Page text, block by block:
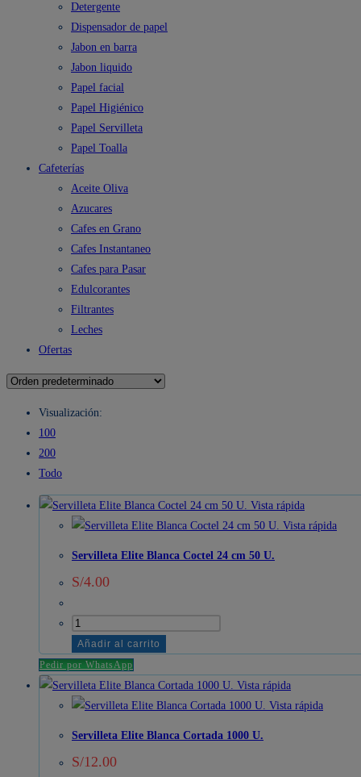
Detergente
Dispensador de papel
Jabon en barra
Jabon liquido
Papel facial
Papel Higiénico
Papel Servilleta
Papel Toalla
Cafeterías
Aceite Oliva
Azucares
Cafes en Grano
Cafes Instantaneo
Cafes para Pasar
Edulcorantes
Filtrantes
Leches
Ofertas
Visualización:
100
200
Todo
Vista rápida
Vista rápida
Servilleta Elite Blanca Coctel 24 cm 50 U.
S/4.00
Servilleta
Elite
Blanca
Coctel
24
50
U.
Añadir al carrito
Pedir por WhatsApp
Vista rápida
Vista rápida
Servilleta Elite Blanca Cortada 1000 U.
S/12.00